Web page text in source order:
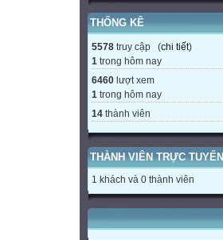
THỐNG KÊ
5578 truy cập (chi tiết)
1 trong hôm nay
6460 lượt xem
1 trong hôm nay
14 thành viên
THÀNH VIÊN TRỰC TUYẾN
1 khách và 0 thành viên